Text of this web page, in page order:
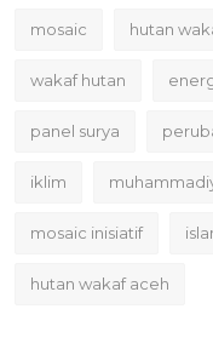
mosaic hutan
wakaf hutan
panel surya
iklim
mosaic inisiatif
hutan wakaf aceh